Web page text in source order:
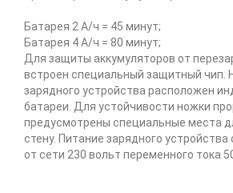
Батарея 2 А/ч = 45 минут;
Батарея 4 А/ч = 80 минут;
Для защиты аккумуляторов от
встроен специальный защитный чип.
зарядного устройства расположен
батареи. Для устойчивости ножки
предусмотрены специальные места
стену. Питание зарядного
от сети 230 вольт переменного тока